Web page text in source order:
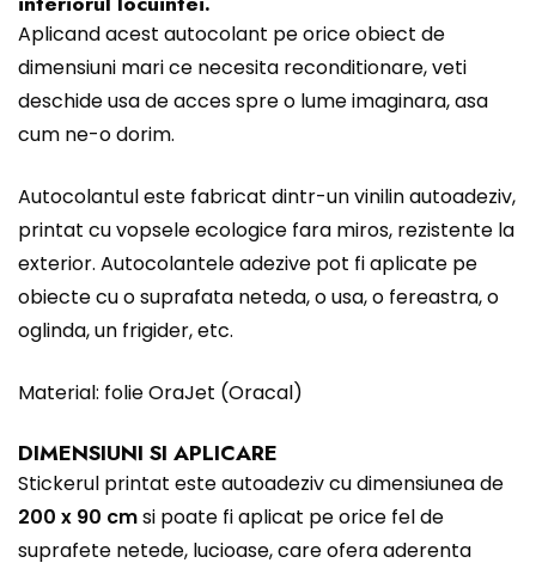
Aplicand acest autocolant pe orice obiect de
dimensiuni mari ce necesita reconditionare, veti
deschide usa de acces spre o lume imaginara, asa
cum ne-o dorim.
Autocolantul este fabricat dintr-un vinilin autoadeziv,
printat cu vopsele ecologice fara miros, rezistente la
exterior. Autocolantele adezive pot fi aplicate pe
obiecte cu o suprafata neteda, o usa, o fereastra, o
oglinda, un frigider, etc.
Material: folie OraJet (Oracal)
DIMENSIUNI SI APLICARE
Stickerul printat este autoadeziv cu dimensiunea de
200 x 90 cmsi poate fi aplicat pe orice fel de
suprafete netede, lucioase, care ofera aderenta